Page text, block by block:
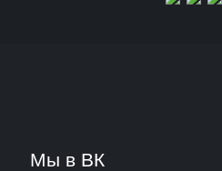
Мы в ВК